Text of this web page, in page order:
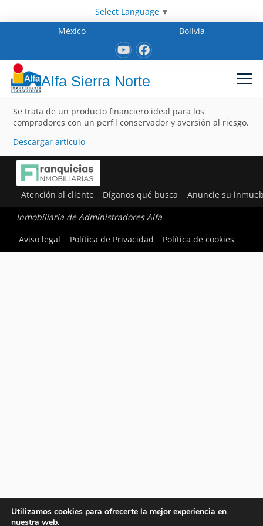
Select Language ▼
México
Bolivia
Alfa Sierra Norte
Se trata de un producto financiero ideal para los
compradores con un perfil conservador y aversión al riesgo.
Descargar artículo
Atención al cliente Díganos qué busca Anuncie su
Inmobiliaria de Administradores Alfa
Aviso legal
Política de Privacidad Política de cookies
Utilizamos cookies para ofrecerte la mejor experiencia en
nuestra web.